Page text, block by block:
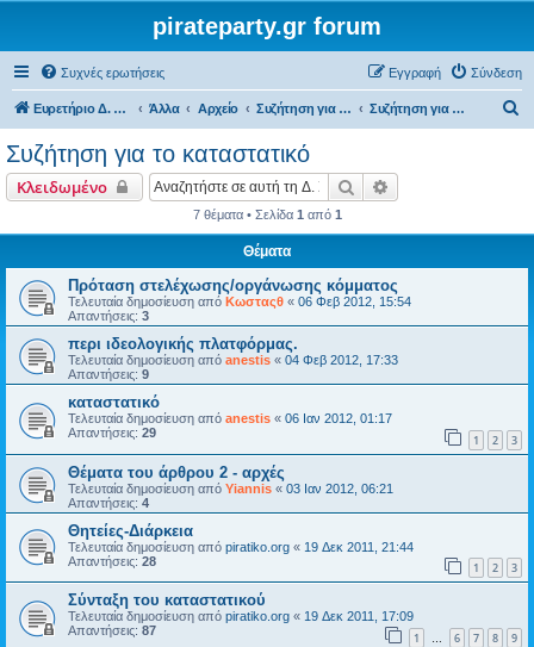
pirateparty.gr forum
Συχνές ερωτήσεις Σύνδεση
Εγγραφή
Ευρετήριο Δ. Συζήτησης Άλλα Αρχείο Συζήτηση για ίδρυση κόμματος Συζήτηση για το καταστατικό
Συζήτηση για το καταστατικό
Κλειδωμένο Αναζήτηση
7 θέματα • Σελίδα 1 από 1
Θέματα
Πρόταση στελέχωσης/οργάνωσης κόμματος
Τελευταία δημοσίευση από Κωσταςθ « 06 Φεβ 2012, 15:54
Απαντήσεις: 3
περι ιδεολογικής πλατφόρμας.
Τελευταία δημοσίευση από anestis « 04 Φεβ 2012, 17:33
Απαντήσεις: 9
καταστατικό
Τελευταία δημοσίευση από anestis « 06 Ιαν 2012, 01:17
Απαντήσεις: 29 1 2 3
Θέματα του άρθρου 2 - αρχές
Τελευταία δημοσίευση από Yiannis « 03 Ιαν 2012, 06:21
Απαντήσεις: 4
Θητείες-Διάρκεια
Τελευταία δημοσίευση από piratiko.org « 19 Δεκ 2011, 21:44
Απαντήσεις: 28 1 2 3
Σύνταξη του καταστατικού
Τελευταία δημοσίευση από piratiko.org « 19 Δεκ 2011, 17:09
Απαντήσεις: 87 1 … 6 7 8 9